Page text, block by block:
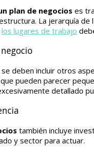
plan de negocios es
La jerarquía de
los lugares de trabajo
deben incluir otros
pueden parecer
detallado
también incluye
y sector para actuar.